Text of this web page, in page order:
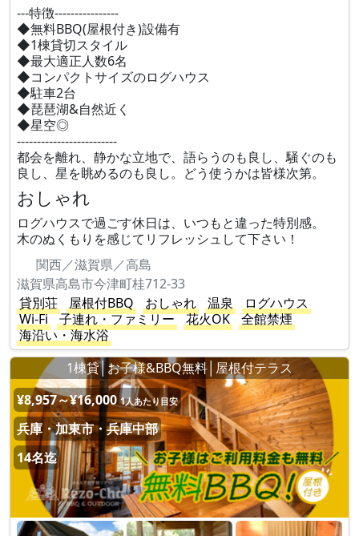
---特徴----------------
◆無料BBQ(屋根付き)設備有
◆1棟貸切スタイル
◆最大適正人数6名
◆コンパクトサイズのログハウス
◆駐車2台
◆琵琶湖&自然近く
◆星空◎
-------------------------
都会を離れ、静かな立地で、語らうのも良し、騒ぐのも
良し、星を眺めるのも良し。どう使うかは皆様次第。
おしゃれ
ログハウスで過ごす休日は、いつもと違った特別感。
木のぬくもりを感じてリフレッシュして下さい！
関西／滋賀県／高島
滋賀県高島市今津町桂712-33
貸別荘
屋根付BBQ おしゃれ 温泉
ログハウス
Wi-Fi
子連れ・ファミリー 花火OK
全館禁煙
海沿い・海水浴
1棟貸│お子様&BBQ無料│屋根付テラス
¥8,957～¥16,000 1人あたり目安
兵庫・加東市・兵庫中部
14名迄